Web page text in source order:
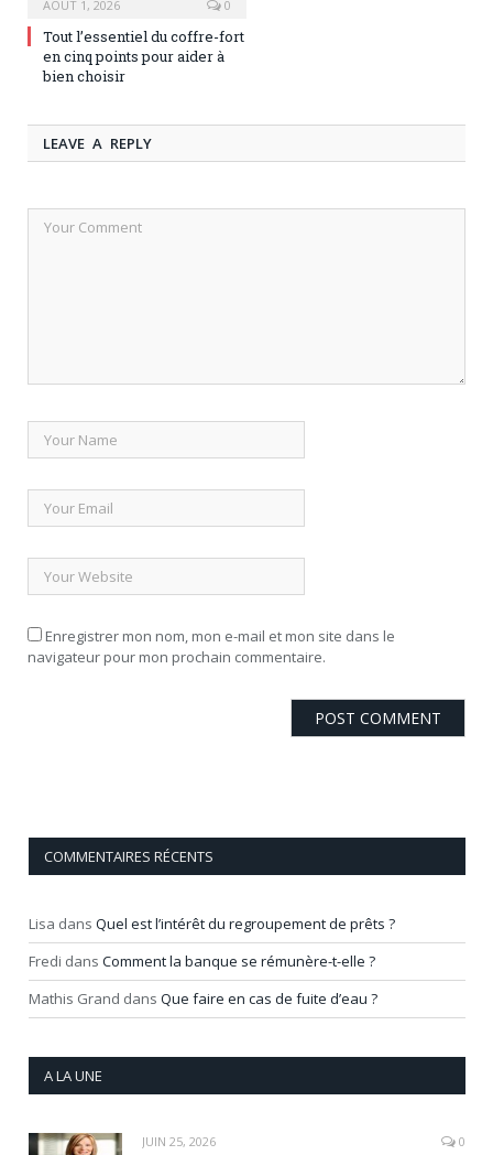
AOÛT 1, 2026 0
Tout l’essentiel du coffre-fort
en cinq points pour aider à
bien choisir
LEAVE A REPLY
Enregistrer mon nom, mon e-mail et mon site dans le
navigateur pour mon prochain commentaire.
COMMENTAIRES RÉCENTS
Lisa dans Quel est l’intérêt du regroupement de prêts ?
Fredi dans Comment la banque se rémunère-t-elle ?
Mathis Grand dans Que faire en cas de fuite d’eau ?
A LA UNE
JUIN 25, 2026 0